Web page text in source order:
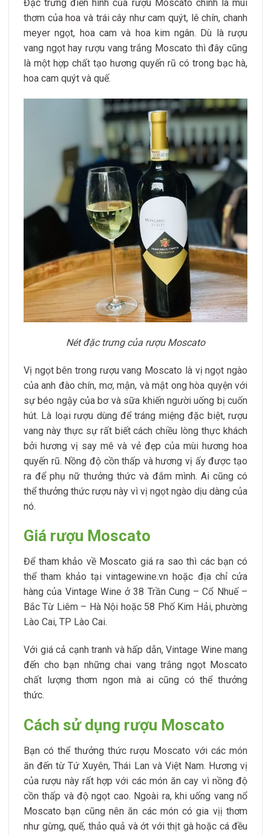
Đặc trưng điển hình của rượu Moscato chính là mùi
thơm của hoa và trái cây như cam quýt, lê chín, chanh
meyer ngọt, hoa cam và hoa kim ngân. Dù là rượu
vang ngọt hay rượu vang trắng Moscato thì đây cũng
là một hợp chất tạo hương quyến rũ có trong bạc hà,
hoa cam quýt và quế.
Nét đặc trưng của rượu Moscato
Vị ngọt bên trong rượu vang Moscato là vị ngọt ngào
của anh đào chín, mơ, mận, và mật ong hòa quyện với
sự béo ngậy của bơ và sữa khiến người uống bị cuốn
hút. Là loại rượu dùng để tráng miệng đặc biệt, rượu
vang này thực sự rất biết cách chiều lòng thực khách
bởi hương vị say mê và vẻ đẹp của mùi hương hoa
quyến rũ. Nồng độ cồn thấp và hương vị ấy được tạo
ra để phụ nữ thưởng thức và đắm mình. Ai cũng có
thể thưởng thức rượu này vì vị ngọt ngào dịu dàng của
nó.
Giá rượu Moscato
Để tham khảo về Moscato giá ra sao thì các bạn có
thể tham khảo tại vintagewine.vn hoặc địa chỉ cửa
hàng của Vintage Wine ở 38 Trần Cung – Cổ Nhuế –
Bắc Từ Liêm – Hà Nội hoặc 58 Phố Kim Hải, phường
Lào Cai, TP Lào Cai.
Với giá cả cạnh tranh và hấp dẫn, Vintage Wine mang
đến cho bạn những chai vang trắng ngọt Moscato
chất lượng thơm ngon mà ai cũng có thể thưởng
thức.
Cách sử dụng rượu Moscato
Bạn có thể thưởng thức rượu Moscato với các món
ăn đến từ Tứ Xuyên, Thái Lan và Việt Nam. Hương vị
của rượu này rất hợp với các món ăn cay vì nồng độ
cồn thấp và độ ngọt cao. Ngoài ra, khi uống vang nổ
Moscato bạn cũng nên ăn các món có gia vịị thơm
như gừng, quế, thảo quả và ớt với thịt gà hoặc cá đều